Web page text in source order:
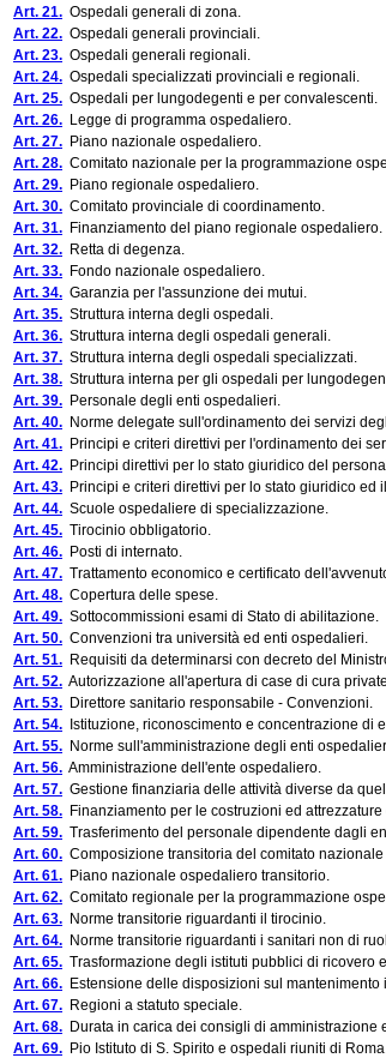
Art. 21. Ospedali generali di zona.
Art. 22. Ospedali generali provinciali.
Art. 23. Ospedali generali regionali.
Art. 24. Ospedali specializzati provinciali e regionali.
Art. 25. Ospedali per lungodegenti e per convalescenti.
Art. 26. Legge di programma ospedaliero.
Art. 27. Piano nazionale ospedaliero.
Art. 28. Comitato nazionale per la programmazione
Art. 29. Piano regionale ospedaliero.
Art. 30. Comitato provinciale di coordinamento.
Art. 31. Finanziamento del piano regionale ospedaliero.
Art. 32. Retta di degenza.
Art. 33. Fondo nazionale ospedaliero.
Art. 34. Garanzia per l'assunzione dei mutui.
Art. 35. Struttura interna degli ospedali.
Art. 36. Struttura interna degli ospedali generali.
Art. 37. Struttura interna degli ospedali specializzati.
Art. 38. Struttura interna per gli ospedali per
Art. 39. Personale degli enti ospedalieri.
Art. 40. Norme delegate sull'ordinamento dei servizi
Art. 41. Principi e criteri direttivi per l'ordinamento dei
Art. 42. Principi direttivi per lo stato giuridico del
Art. 43. Principi e criteri direttivi per lo stato giuridico
Art. 44. Scuole ospedaliere di specializzazione.
Art. 45. Tirocinio obbligatorio.
Art. 46. Posti di internato.
Art. 47. Trattamento economico e certificato
Art. 48. Copertura delle spese.
Art. 49. Sottocommissioni esami di Stato di abilitazione.
Art. 50. Convenzioni tra università ed enti ospedalieri.
Art. 51. Requisiti da determinarsi con decreto del
Art. 52. Autorizzazione all'apertura di case di cura
Art. 53. Direttore sanitario responsabile - Convenzioni.
Art. 54. Istituzione, riconoscimento e concentrazione di
Art. 55. Norme sull'amministrazione degli enti
Art. 56. Amministrazione dell'ente ospedaliero.
Art. 57. Gestione finanziaria delle attività diverse da
Art. 58. Finanziamento per le costruzioni ed
Art. 59. Trasferimento del personale dipendente dagli
Art. 60. Composizione transitoria del comitato
Art. 61. Piano nazionale ospedaliero transitorio.
Art. 62. Comitato regionale per la programmazione
Art. 63. Norme transitorie riguardanti il tirocinio.
Art. 64. Norme transitorie riguardanti i sanitari non di
Art. 65. Trasformazione degli istituti pubblici di ricovero
Art. 66. Estensione delle disposizioni sul
Art. 67. Regioni a statuto speciale.
Art. 68. Durata in carica dei consigli di amministrazione
Art. 69. Pio Istituto di S. Spirito e ospedali riuniti di